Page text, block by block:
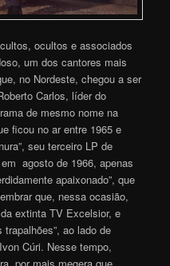
ocultos e associados
um dos cantores mais
no Nordeste, chegou a ser
Carlos, líder do
de mesmo nome na
ficou no ar entre 1965 e
seu terceiro LP de
agosto de 1966, apenas
apaixonado”, que
que, nessa ocasião,
extinta TV Excelsior, e
trapalhões”, ao lado de
Cúri. Nesse tempo,